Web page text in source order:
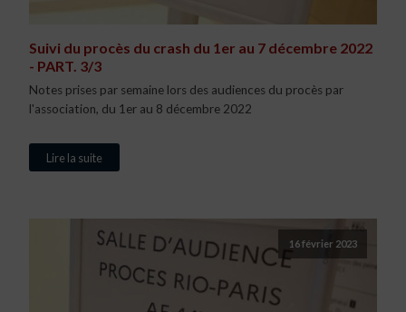
Suivi du procès du crash du 1er au 7 décembre 2022
- PART. 3/3
Notes prises par semaine lors des audiences du procès par
l'association, du 1er au 8 décembre 2022
Lire la suite
16 février 2023